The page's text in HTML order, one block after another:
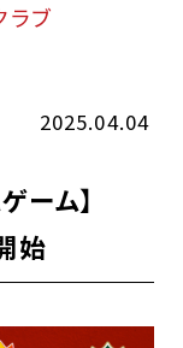
ラブ
2025.04.04
ーム】
始